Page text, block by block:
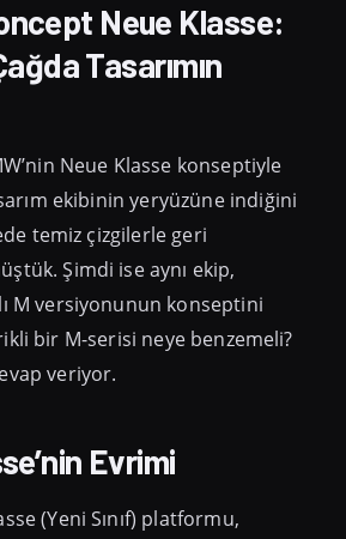
Neue Klasse:
Tasarımın
Neue Klasse konseptiyle
ekibinin yeryüzüne indiğini
temiz çizgilerle geri
Şimdi ise aynı ekip,
M versiyonunun konseptini
bir M-serisi neye benzemeli?
veriyor.
Evrimi
(Yeni Sınıf) platformu,